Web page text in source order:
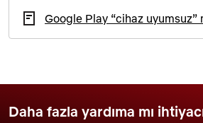
Google Play “cihaz uyumsuz”
Daha fazla yardıma mı